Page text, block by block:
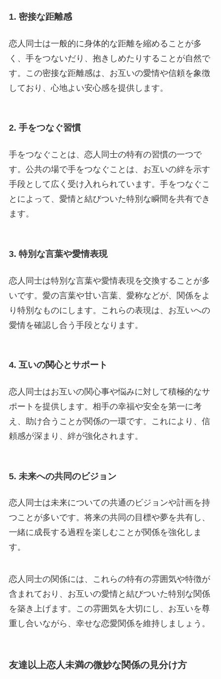
1. 密接な距離感
恋人同士は一般的に身体的な距離を縮めることが多
く、手をつないだり、抱きしめたりすることが自然で
す。この密接な距離感は、お互いの愛情や信頼を象徴
しており、心地よい安心感を提供します。
2. 手をつなぐ習慣
手をつなぐことは、恋人同士の特有の習慣の一つで
す。公共の場で手をつなぐことは、お互いの絆を示す
手段として広く受け入れられています。手をつなぐこ
とによって、愛情と結びついた特別な瞬間を共有でき
ます。
3. 特別な言葉や愛情表現
恋人同士は特別な言葉や愛情表現を交換することが多
いです。愛の言葉や甘い言葉、愛称などが、関係をよ
り特別なものにします。これらの表現は、お互いへの
愛情を確認し合う手段となります。
4. 互いの関心とサポート
恋人同士はお互いの関心事や悩みに対して積極的なサ
ポートを提供します。相手の幸福や安全を第一に考
え、助け合うことが関係の一環です。これにより、信
頼感が深まり、絆が強化されます。
5. 未来への共同のビジョン
恋人同士は未来についての共通のビジョンや計画を持
つことが多いです。将来の共同の目標や夢を共有し、
一緒に成長する過程を楽しむことが関係を強化しま
す。
恋人同士の関係には、これらの特有の雰囲気や特徴が
含まれており、お互いの愛情と結びついた特別な関係
を築き上げます。この雰囲気を大切にし、お互いを尊
重し合いながら、幸せな恋愛関係を維持しましょう。
友達以上恋人未満の微妙な関係の見分け方